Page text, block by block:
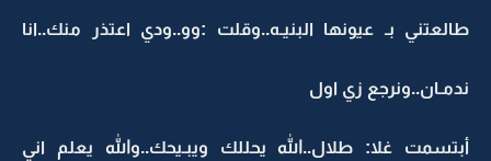
طالعتني بـ عيونها البنيـه..وقلت :وو..ودي اعتذر منك..انا
ندمـان..ونرجع زي اول
أبتسمت غلا: طلال..الله يحللك ويبـيحك..والله يعلم اني